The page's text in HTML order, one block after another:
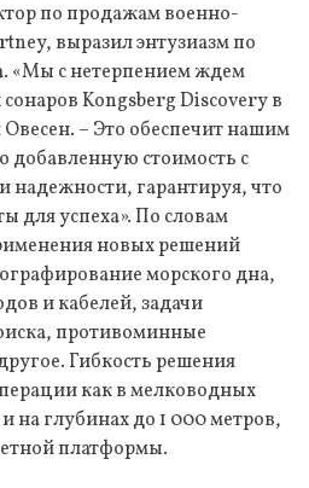
по продажам военно-
выразил энтузиазм по
«Мы с нетерпением ждем
Kongsberg Discovery в
– Это обеспечит нашим
добавленную стоимость с
надежности, гарантируя, что
для успеха». По словам
новых решений
морского дна,
и кабелей, задачи
противоминные
Гибкость решения
как в мелководных
на глубинах до 1 000 метров,
платформы.